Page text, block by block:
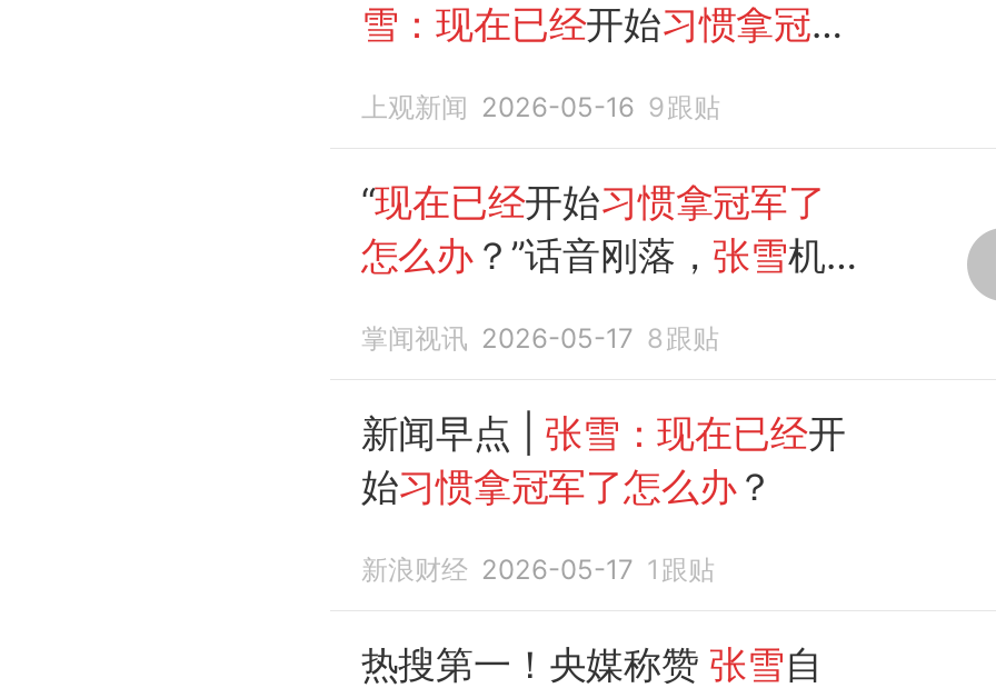
雪：现在已经开始习惯拿冠军
上观新闻 2026-05-16 9跟贴
“现在已经开始习惯拿冠军了
怎么办？”话音刚落， 张雪机
掌闻视讯 2026-05-17 8 跟贴
新闻早点 | 张雪：现在已经开
始习惯拿冠军了怎么办？
新浪财经 2026-05-17 1 跟贴
热搜第一！央媒称赞 张雪自